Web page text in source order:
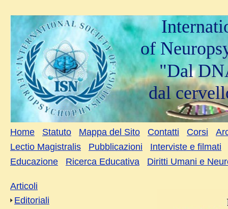
of
"Dal
dal
Home Statuto Mappa del Sito Contatti Corsi
Lectio Magistralis
Pubblicazioni
Interviste e filmati
Educazione
Ricerca Educativa Diritti Umani e
Articoli
Editoriali